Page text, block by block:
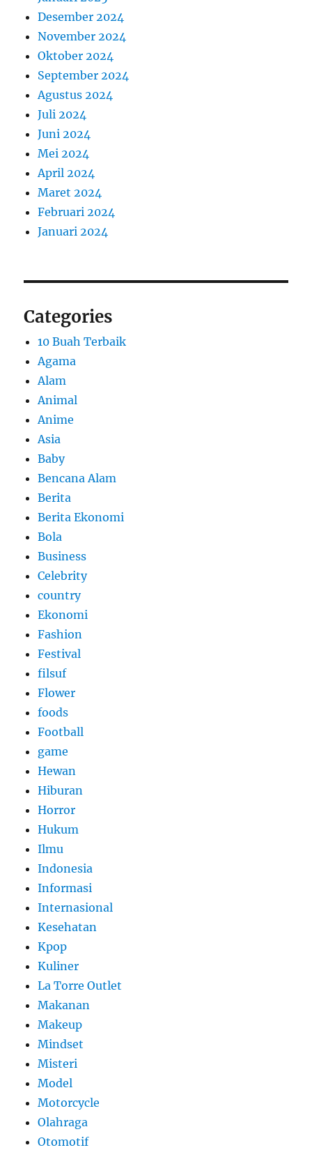
Desember 2024
November 2024
Oktober 2024
September 2024
Agustus 2024
Juli 2024
Juni 2024
Mei 2024
April 2024
Maret 2024
Februari 2024
Januari 2024
Categories
10 Buah Terbaik
Agama
Alam
Animal
Anime
Asia
Baby
Bencana Alam
Berita
Berita Ekonomi
Bola
Business
Celebrity
country
Ekonomi
Fashion
Festival
filsuf
Flower
foods
Football
game
Hewan
Hiburan
Horror
Hukum
Ilmu
Indonesia
Informasi
Internasional
Kesehatan
Kpop
Kuliner
La Torre Outlet
Makanan
Makeup
Mindset
Misteri
Model
Motorcycle
Olahraga
Otomotif